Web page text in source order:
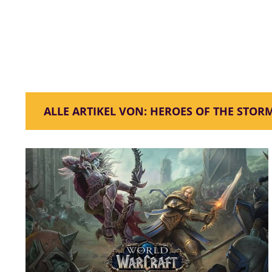
ALLE ARTIKEL VON: HEROES OF THE